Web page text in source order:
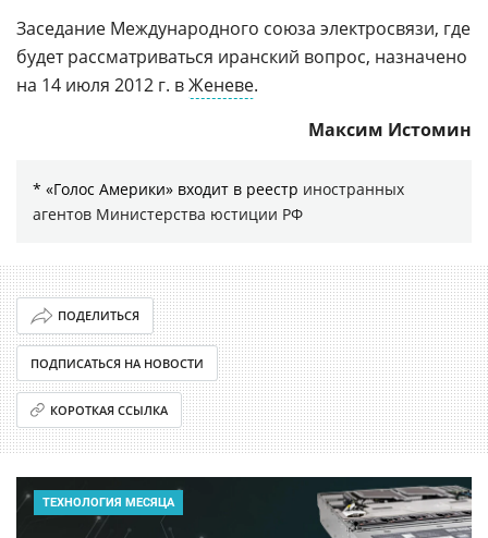
Заседание Международного союза электросвязи, где
будет рассматриваться иранский вопрос, назначено
на 14 июля 2012 г. вЖеневе.
Максим Истомин
* «Голос Америки» входит в реестр иностранных
агентов Министерства юстиции РФ
ПОДЕЛИТЬСЯ
ПОДПИСАТЬСЯ НА НОВОСТИ
КОРОТКАЯ ССЫЛКА
ТЕХНОЛОГИЯ МЕСЯЦА